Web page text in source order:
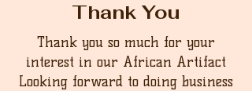
Thank You
Thank you so much for your
interest in our African Artifact
Looking forward to doing business